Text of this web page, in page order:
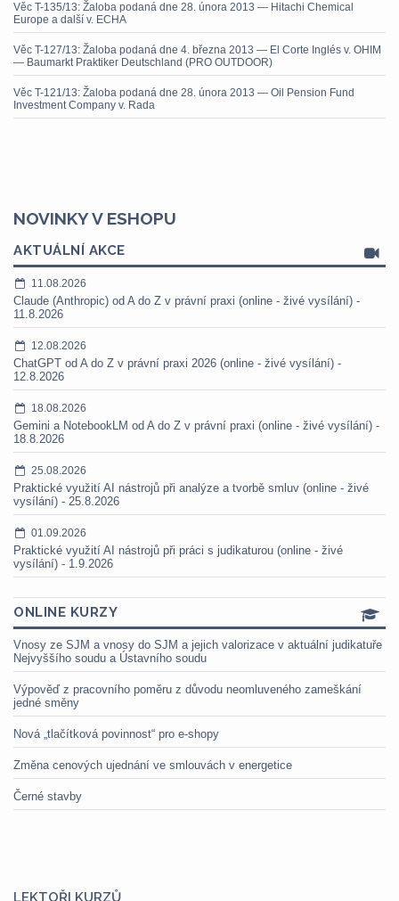
Věc T-135/13: Žaloba podaná dne 28. února 2013 — Hitachi Chemical
Europe a další v. ECHA
Věc T-127/13: Žaloba podaná dne 4. března 2013 — El Corte Inglés v. OHIM
— Baumarkt Praktiker Deutschland (PRO OUTDOOR)
Věc T-121/13: Žaloba podaná dne 28. února 2013 — Oil Pension Fund
Investment Company v. Rada
NOVINKY V ESHOPU
AKTUÁLNÍ AKCE
11.08.2026
Claude (Anthropic) od A do Z v právní praxi (online - živé vysílání) -
11.8.2026
12.08.2026
ChatGPT od A do Z v právní praxi 2026 (online - živé vysílání) -
12.8.2026
18.08.2026
Gemini a NotebookLM od A do Z v právní praxi (online - živé vysílání) -
18.8.2026
25.08.2026
Praktické využití AI nástrojů při analýze a tvorbě smluv (online - živé
vysílání) - 25.8.2026
01.09.2026
Praktické využití AI nástrojů při práci s judikaturou (online - živé
vysílání) - 1.9.2026
ONLINE KURZY
Vnosy ze SJM a vnosy do SJM a jejich valorizace v aktuální judikatuře
Nejvyššího soudu a Ústavního soudu
Výpověď z pracovního poměru z důvodu neomluveného zameškání
jedné směny
Nová „tlačítková povinnost“ pro e-shopy
Změna cenových ujednání ve smlouvách v energetice
Černé stavby
LEKTOŘI KURZŮ